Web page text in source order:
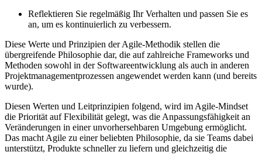
Reflektieren Sie regelmäßig Ihr Verhalten und passen Sie es
an, um es kontinuierlich zu verbessern.
Diese Werte und Prinzipien der Agile-Methodik stellen die
übergreifende Philosophie dar, die auf zahlreiche Frameworks und
Methoden sowohl in der Softwareentwicklung als auch in anderen
Projektmanagementprozessen angewendet werden kann (und bereits
wurde).
Diesen Werten und Leitprinzipien folgend, wird im Agile-Mindset
die Priorität auf Flexibilität gelegt, was die Anpassungsfähigkeit an
Veränderungen in einer unvorhersehbaren Umgebung ermöglicht.
Das macht Agile zu einer beliebten Philosophie, da sie Teams dabei
unterstützt, Produkte schneller zu liefern und gleichzeitig die